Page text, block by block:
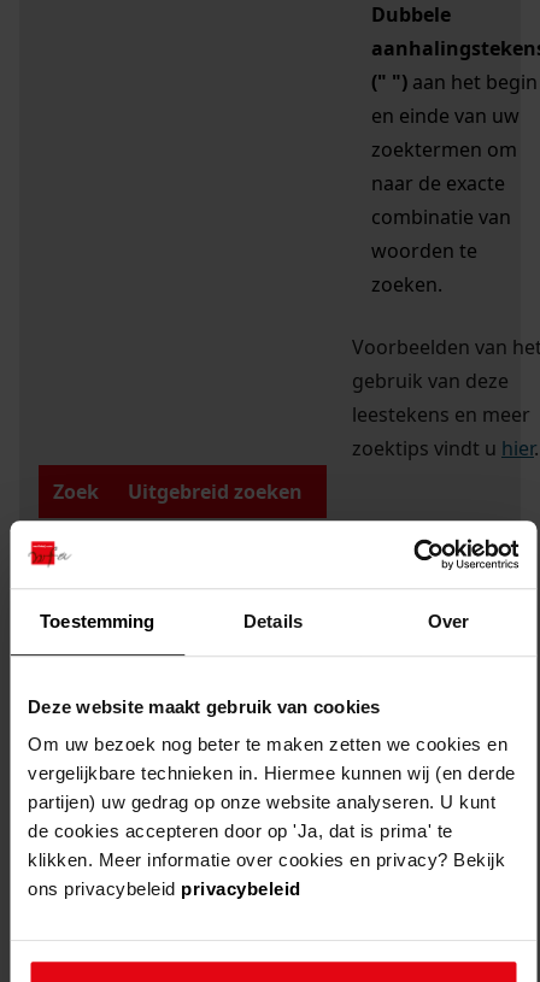
Toestemming Details Over
Deze website maakt gebruik van cookies
Om uw bezoek nog beter te maken zetten we cookies en
vergelijkbare technieken in. Hiermee kunnen wij (en derde
partijen) uw gedrag op onze website analyseren. U kunt
de cookies accepteren door op 'Ja, dat is prima' te
klikken. Meer informatie over cookies en privacy? Bekijk
ons privacybeleid privacybeleid
Dubbele
(" ") aan het begin
en einde van uw
zoektermen om
naar de exacte
combinatie van
woorden te
zoeken.
Voorbeelden van
gebruik van deze
leestekens en meer
zoektips vindt u hier.
Zoek
Uitgebreid zoeken
Overheidsorgaan
28 Woo-dossiers
sorteren op: